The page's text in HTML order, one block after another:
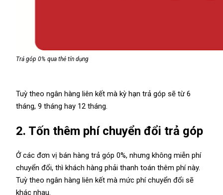
Trả góp 0% qua thẻ tín dụng
Tuỳ theo ngân hàng liên kết mà kỳ hạn trả góp sẽ từ 6
tháng, 9 tháng hay 12 tháng.
2. Tốn thêm phí chuyển đổi trả góp
Ở các đơn vị bán hàng trả góp 0%, nhưng không miễn phí
chuyển đổi, thì khách hàng phải thanh toán thêm phí này.
Tuỳ theo ngân hàng liên kết mà mức phí chuyển đổi sẽ
khác nhau.